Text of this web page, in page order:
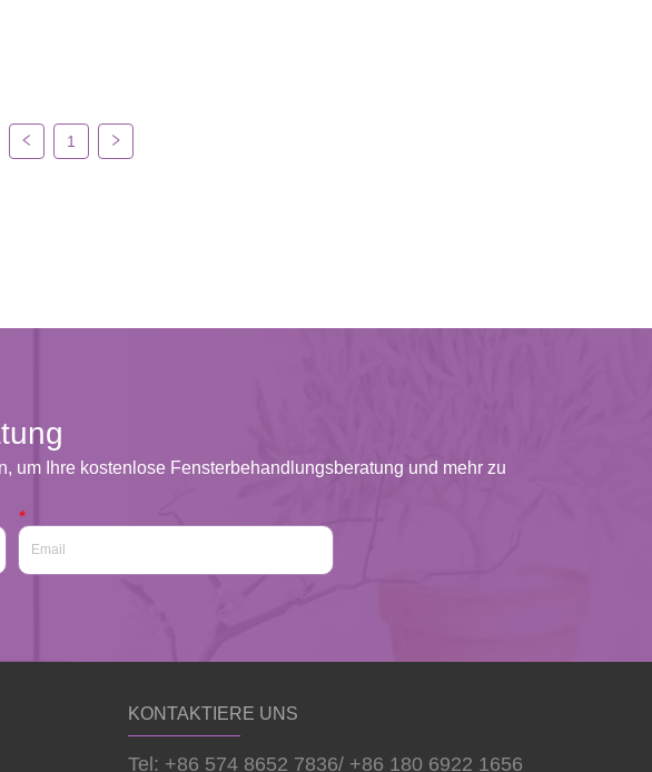
1
um Ihre kostenlose Fensterbehandlungsberatung und mehr zu
*
KONTAKTIERE UNS
Tel: +86 574 8652 7836/ +86 180 6922 1656